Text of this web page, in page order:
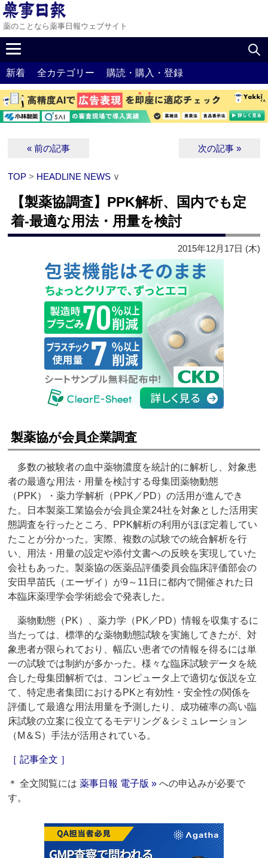
薬のことなら薬事日報ウェブサイト
新着 全カテゴリー 購読・購入・登録
« 前の記事 次の記事 »
TOP > HEADLINE NEWS ∨
【製薬協調査】PPK解析、国内でも定
着‐最適な用法・用量を検討
2015年12月17日 (木)
製薬協が会員企業調査
多数の被験者の血中薬物濃度を統計的に解析し、対象患
者の最適な用法・用量を検討する母集団薬物動態
（PPK）・薬力学解析（PPK／PD）の活用が進んでき
た。日本製薬工業協会が会員企業24社を対象とした活用実
態調査を行ったところ、PPK解析の利用がほぼ定着してい
たことが分かった。実際、複数の試験での統合解析を行
い、用法・用量の設定や添付文書への反映を実現していた
会社もあった。製薬協の医薬品評価委員会臨床評価部会の
安田早苗氏（エーザイ）が9～11日に都内で開催された日
本臨床薬理学会学術総会で発表した。
薬物動態（PK）、薬力学（PK／PD）情報を収集するに
当たっては、標準的な薬物動態試験を実施してきたが、対
象患者が限られており、幅広い患者での情報を得るには単
一の試験では制約が多かった。様々な臨床試験データを統
合した母集団解析では、コンピュータ上で適切な仮説を立
て、特定患者集団におけるPKと有効性・安全性の関係を
評価して最適な用法用量を予測したり、成功確率の高い臨
床試験の立案に役立てるモデリング＆シミュレーション
（M＆S）手法が活用されている。
［ 記事全文 ］
＊ 全文閲覧には薬事日報 電子版 » への申込みが必要で
す。